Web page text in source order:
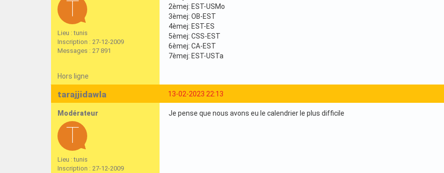
Lieu : tunis
Inscription : 27-12-2009
Messages : 27 891
2èmej: EST-USMo
3èmej: OB-EST
4èmej: EST-ES
5èmej: CSS-EST
6èmej: CA-EST
7èmej: EST-USTa
Hors ligne
13-02-2023 22:13
tarajjidawla
Modérateur
Lieu : tunis
Inscription : 27-12-2009
Je pense que nous avons eu le calendrier le plus difficile